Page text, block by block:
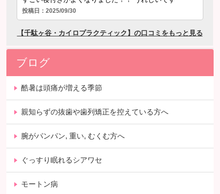
ブログ
酷暑は頭痛が増える季節
親知らずの抜歯や歯列矯正を控えている方へ
腕がパンパン, 重い, むくむ方へ
ぐっすり眠れるシアワセ
モートン病